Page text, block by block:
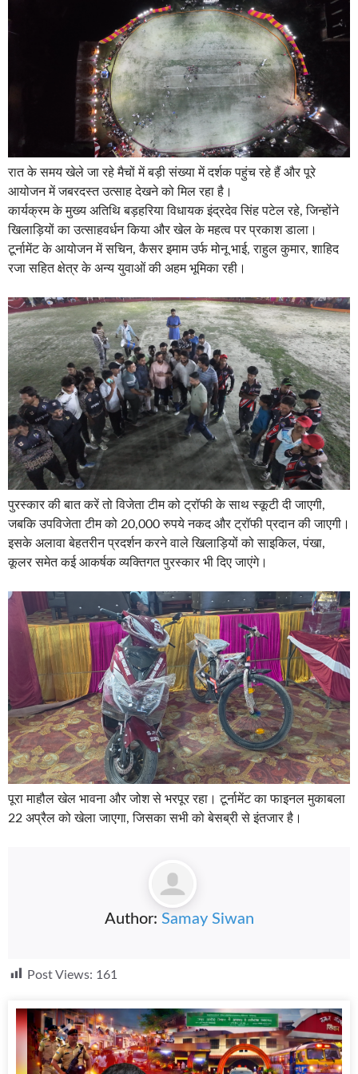
रात के समय खेले जा रहे मैचों में बड़ी संख्या में दर्शक पहुंच रहे हैं और पूरे
आयोजन में जबरदस्त उत्साह देखने को मिल रहा है।
कार्यक्रम के मुख्य अतिथि बड़हरिया विधायक इंद्रदेव सिंह पटेल रहे, जिन्होंने
खिलाड़ियों का उत्साहवर्धन किया और खेल के महत्व पर प्रकाश डाला।
टूर्नामेंट के आयोजन में सचिन, कैसर इमाम उर्फ मोनू भाई, राहुल कुमार, शाहिद
रजा सहित क्षेत्र के अन्य युवाओं की अहम भूमिका रही।
पुरस्कार की बात करें तो विजेता टीम को ट्रॉफी के साथ स्कूटी दी जाएगी,
जबकि उपविजेता टीम को 20,000 रुपये नकद और ट्रॉफी प्रदान की जाएगी।
इसके अलावा बेहतरीन प्रदर्शन करने वाले खिलाड़ियों को साइकिल, पंखा,
कूलर समेत कई आकर्षक व्यक्तिगत पुरस्कार भी दिए जाएंगे।
पूरा माहौल खेल भावना और जोश से भरपूर रहा। टूर्नामेंट का फाइनल मुकाबला
22 अप्रैल को खेला जाएगा, जिसका सभी को बेसब्री से इंतजार है।
Author: Samay Siwan
Post Views: 161